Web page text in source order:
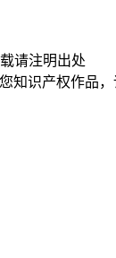
请注明出处
知识产权作品，